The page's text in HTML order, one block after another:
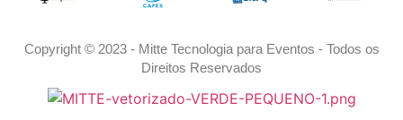
Copyright © 2023 - Mitte Tecnologia para Eventos - Todos os
Direitos Reservados